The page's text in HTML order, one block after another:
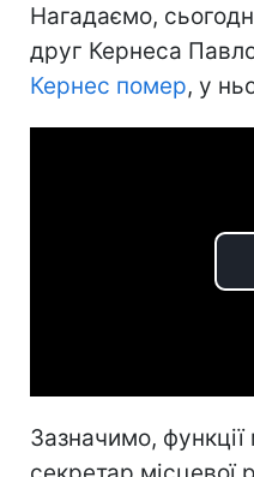
Нагадаємо,
друг Кернеса
Кернес помер, у
Зазначимо,